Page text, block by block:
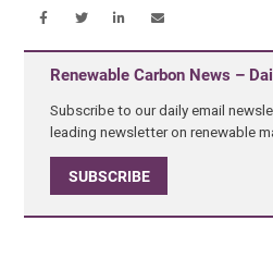
Renewable Carbon News –
Subscribe to our daily email
leading newsletter on renewable
SUBSCRIBE